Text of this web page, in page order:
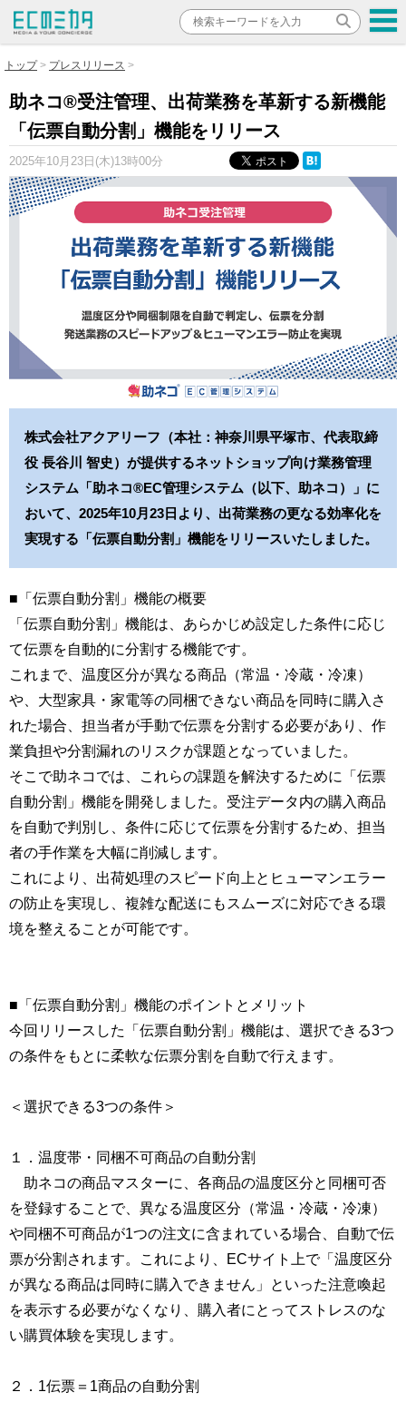
トップ プレスリリース
助ネコ®受注管理、出荷業務を革新する新機能
「伝票自動分割」機能をリリース
2025年10月23日(木)13時00分
株式会社アクアリーフ（本社：神奈川県平塚市、代表取締
役 長谷川 智史）が提供するネットショップ向け業務管理
システム「助ネコ®EC管理システム（以下、助ネコ）」に
おいて、2025年10月23日より、出荷業務の更なる効率化を
実現する「伝票自動分割」機能をリリースいたしました。
■「伝票自動分割」機能の概要
「伝票自動分割」機能は、あらかじめ設定した条件に応じ
て伝票を自動的に分割する機能です。
これまで、温度区分が異なる商品（常温・冷蔵・冷凍）
や、大型家具・家電等の同梱できない商品を同時に購入さ
れた場合、担当者が手動で伝票を分割する必要があり、作
業負担や分割漏れのリスクが課題となっていました。
そこで助ネコでは、これらの課題を解決するために「伝票
自動分割」機能を開発しました。受注データ内の購入商品
を自動で判別し、条件に応じて伝票を分割するため、担当
者の手作業を大幅に削減します。
これにより、出荷処理のスピード向上とヒューマンエラー
の防止を実現し、複雑な配送にもスムーズに対応できる環
境を整えることが可能です。
■「伝票自動分割」機能のポイントとメリット
今回リリースした「伝票自動分割」機能は、選択できる3つ
の条件をもとに柔軟な伝票分割を自動で行えます。
＜選択できる3つの条件＞
１．温度帯・同梱不可商品の自動分割
助ネコの商品マスターに、各商品の温度区分と同梱可否
を登録することで、異なる温度区分（常温・冷蔵・冷凍）
や同梱不可商品が1つの注文に含まれている場合、自動で伝
票が分割されます。これにより、ECサイト上で「温度区分
が異なる商品は同時に購入できません」といった注意喚起
を表示する必要がなくなり、購入者にとってストレスのな
い購買体験を実現します。
２．1伝票＝1商品の自動分割